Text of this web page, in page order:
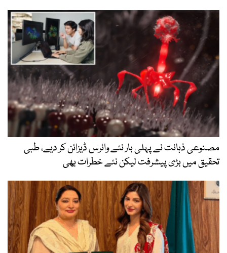
مصنوعی ذہانت نے پہلی بار نئے وائرس ڈیزائن کر دیے، طبی
تحقیق میں بڑی پیشرفت لیکن نئے خطرات بھی